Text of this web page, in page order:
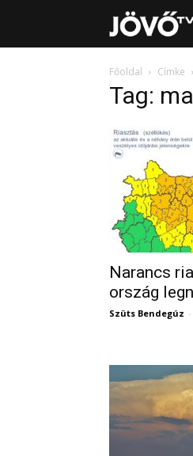
Főoldal Címke
Tag:
Narancs
ország
Szüts Bendegúz -